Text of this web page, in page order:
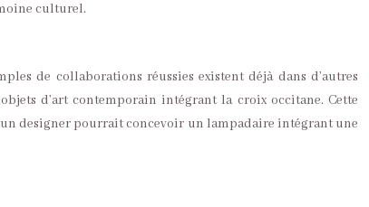
culturel.
de collaborations réussies existent déjà dans d’autres
d’art contemporain intégrant la croix occitane. Cette
designer pourrait concevoir un lampadaire intégrant une